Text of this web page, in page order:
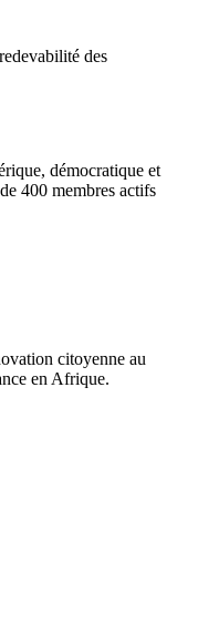
des
démocratique et
400 membres actifs
citoyenne au
en Afrique.